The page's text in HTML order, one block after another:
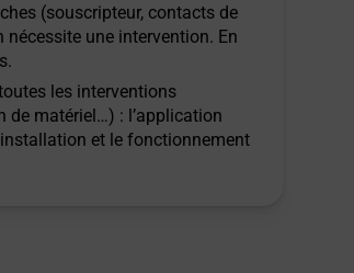
(souscripteur, contacts de
une intervention. En
les interventions
de matériel…) : l’application
et le fonctionnement